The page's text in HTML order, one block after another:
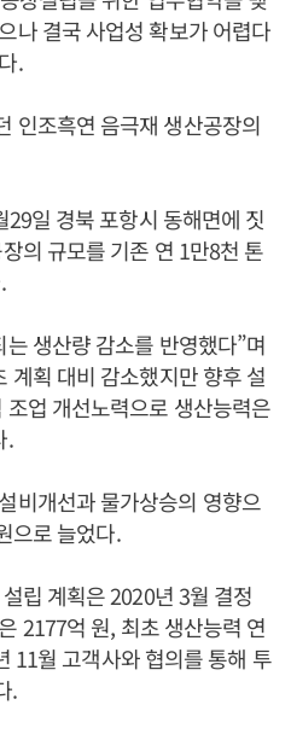
나 결국 사업성 확보가 어렵다
.
인조흑연 음극재 생산공장의
일 경북 포항시 동해면에 짓
의 규모를 기존 연 1만8천 톤
생산량 감소를 반영했다”며
계획 대비 감소했지만 향후 설
업 개선노력으로 생산능력은
.
비개선과 물가상승의 영향으
으로 늘었다.
립 계획은 2020년 3월 결정
2177억 원, 최초 생산능력 연
11월 고객사와 협의를 통해 투
.